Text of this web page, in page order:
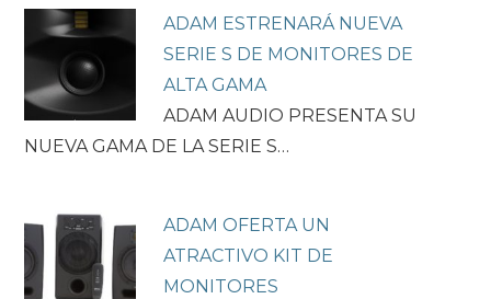
ADAM ESTRENARÁ NUEVA
SERIE S DE MONITORES DE
ALTA GAMA
ADAM AUDIO PRESENTA SU
NUEVA GAMA DE LA SERIE S…
ADAM OFERTA UN
ATRACTIVO KIT DE
MONITORES